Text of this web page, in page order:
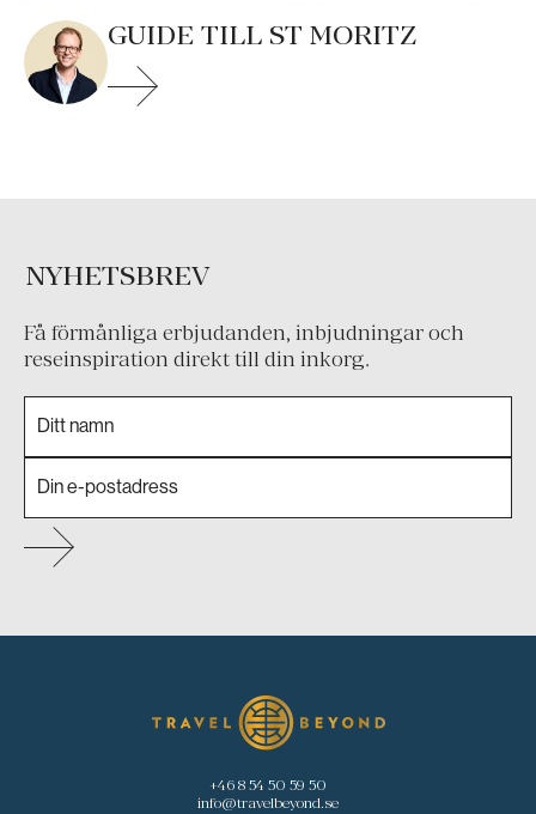
GUIDE TILL ST MORITZ
NYHETSBREV
Få förmånliga erbjudanden, inbjudningar och
reseinspiration direkt till din inkorg.
+46 8 54 50 59 50
info@travelbeyond.se